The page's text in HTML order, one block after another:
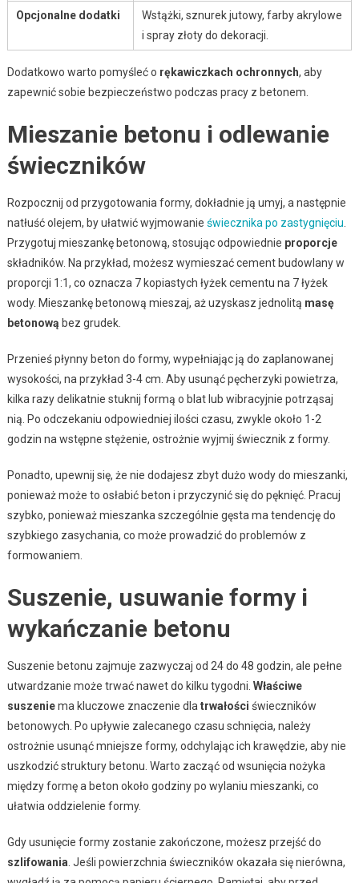
Opcjonalne dodatki
Wstążki, sznurek jutowy, farby akrylowe
i spray złoty do dekoracji.
Dodatkowo warto pomyśleć o rękawiczkach ochronnych, aby
zapewnić sobie bezpieczeństwo podczas pracy z betonem.
Mieszanie betonu i odlewanie
świeczników
Rozpocznij od przygotowania formy, dokładnie ją umyj, a następnie
natłuść olejem, by ułatwić wyjmowanie świecznika po zastygnięciu
Przygotuj mieszankę betonową, stosując odpowiednie proporcje
składników. Na przykład, możesz wymieszać cement budowlany w
proporcji 1:1, co oznacza 7 kopiastych łyżek cementu na 7 łyżek
wody. Mieszankę betonową mieszaj, aż uzyskasz jednolitą masę
betonową bez grudek.
Przenieś płynny beton do formy, wypełniając ją do zaplanowanej
wysokości, na przykład 3-4 cm. Aby usunąć pęcherzyki powietrza,
kilka razy delikatnie stuknij formą o blat lub wibracyjnie potrząsaj
nią. Po odczekaniu odpowiedniej ilości czasu, zwykle około 1-2
godzin na wstępne stężenie, ostrożnie wyjmij świecznik z formy.
Ponadto, upewnij się, że nie dodajesz zbyt dużo wody do mieszanki,
ponieważ może to osłabić beton i przyczynić się do pęknięć. Pracuj
szybko, ponieważ mieszanka szczególnie gęsta ma tendencję do
szybkiego zasychania, co może prowadzić do problemów z
formowaniem.
Suszenie, usuwanie formy i
wykańczanie betonu
Suszenie betonu zajmuje zazwyczaj od 24 do 48 godzin, ale pełne
utwardzanie może trwać nawet do kilku tygodni. Właściwe
suszeniema kluczowe znaczenie dla trwałości świeczników
betonowych. Po upływie zalecanego czasu schnięcia, należy
ostrożnie usunąć mniejsze formy, odchylając ich krawędzie, aby nie
uszkodzić struktury betonu. Warto zacząć od wsunięcia nożyka
między formę a beton około godziny po wylaniu mieszanki, co
ułatwia oddzielenie formy.
Gdy usunięcie formy zostanie zakończone, możesz przejść do
szlifowania . Jeśli powierzchnia świeczników okazała się nierówna,